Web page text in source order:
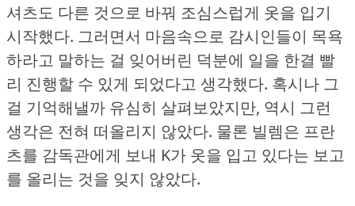
셔츠도 다른 것으로 바꿔 조심스럽게 옷을 입기
시작했다. 그러면서 마음속으로 감시인들이 목욕
하라고 말하는 걸 잊어버린 덕분에 일을 한결 빨
리 진행할 수 있게 되었다고 생각했다. 혹시나 그
걸 기억해낼까 유심히 살펴보았지만, 역시 그런
생각은 전혀 떠올리지 않았다. 물론 빌렘은 프란
츠를 감독관에게 보내 K가 옷을 입고 있다는 보고
를 올리는 것을 잊지 않았다.